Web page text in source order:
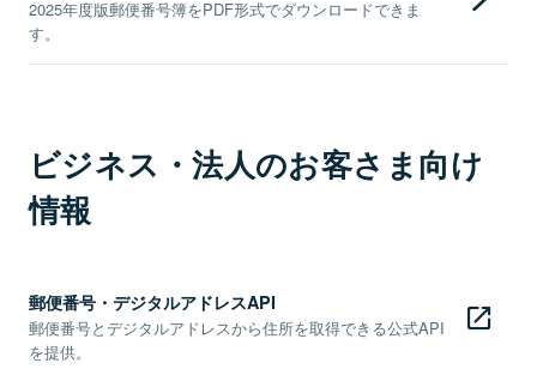
2025年度版郵便番号簿をPDF形式でダウンロードできま
す。
ビジネス・法人のお客さま向け
情報
郵便番号・デジタルアドレスAPI
郵便番号とデジタルアドレスから住所を取得できる公式API
を提供。